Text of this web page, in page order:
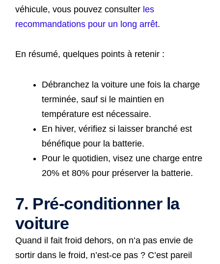
véhicule, vous pouvez consulter les
recommandations pour un long arrêt.
En résumé, quelques points à retenir :
Débranchez la voiture une fois la charge
terminée, sauf si le maintien en
température est nécessaire.
En hiver, vérifiez si laisser branché est
bénéfique pour la batterie.
Pour le quotidien, visez une charge entre
20% et 80% pour préserver la batterie.
7. Pré-conditionner la
voiture
Quand il fait froid dehors, on n’a pas envie de
sortir dans le froid, n’est-ce pas ? C’est pareil